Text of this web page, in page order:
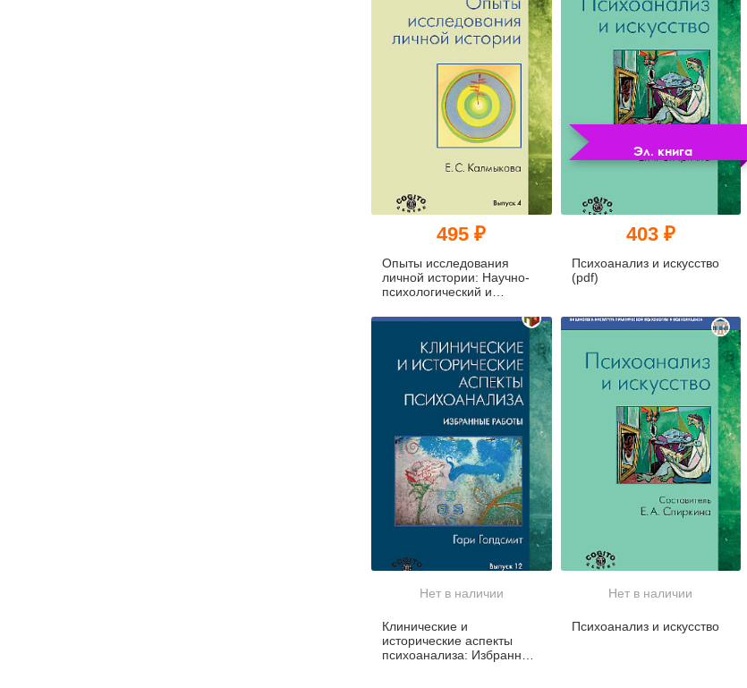
495 ₽
Опыты исследования
личной истории: Научно-
психологический и
Эл. книга
403 ₽
Психоанализ и искусство
(pdf)
Нет в наличии
Клинические и
исторические аспекты
психоанализа: Избранные
Нет в наличии
Психоанализ и искусство